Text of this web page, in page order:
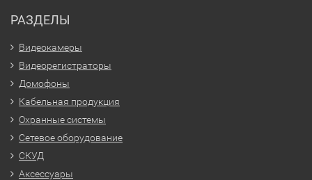
РАЗДЕЛЫ
Видеокамеры
Видеорегистраторы
Домофоны
Кабельная продукция
Охранные системы
Сетевое оборудование
СКУД
Аксессуары